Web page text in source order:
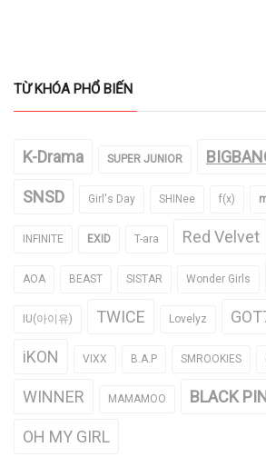
TỪ KHÓA PHỔ BIẾN
K-Drama SUPER JUNIOR
SNSD Girl's Day SHINee f(x)
INFINITE EXID T-ara Red Velvet
AOA BEAST SISTAR Wonder Girls
IU(아이유) TWICE Lovelyz
iKON VIXX B.A.P SMROOKIES
WINNER MAMAMOO BLACK
OH MY GIRL